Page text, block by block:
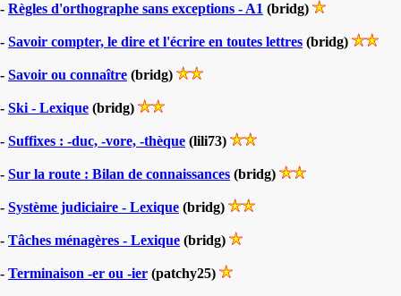
- Règles d'orthographe sans exceptions - A1 (bridg)
- Savoir compter, le dire et l'écrire en toutes lettres (bridg)
- Savoir ou connaître (bridg)
- Ski - Lexique (bridg)
- Suffixes : -duc, -vore, -thèque (lili73)
- Sur la route : Bilan de connaissances (bridg)
- Système judiciaire - Lexique (bridg)
- Tâches ménagères - Lexique (bridg)
- Terminaison -er ou -ier (patchy25)